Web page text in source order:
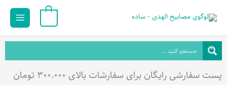
محتوا
Main
پست سفارشی رایگان برای سفارشات بالای ۳۰۰.۰۰۰ تومان